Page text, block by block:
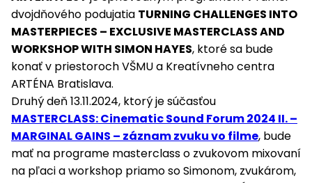
dvojdňového podujatia TURNING CHALLENGES INTO
MASTERPIECES – EXCLUSIVE MASTERCLASS AND
WORKSHOP WITH SIMON HAYES, ktoré sa bude
konať v priestoroch VŠMU a Kreatívneho centra
ARTÉNA Bratislava.
Druhý deň 13.11.2024, ktorý je súčasťou
MASTERCLASS: Cinematic Sound Forum 2024 II. –
MARGINAL GAINS – záznam zvuku vo filme, bude
mať na programe masterclass o zvukovom mixovaní
na pľaci a workshop priamo so Simonom, zvukárom,